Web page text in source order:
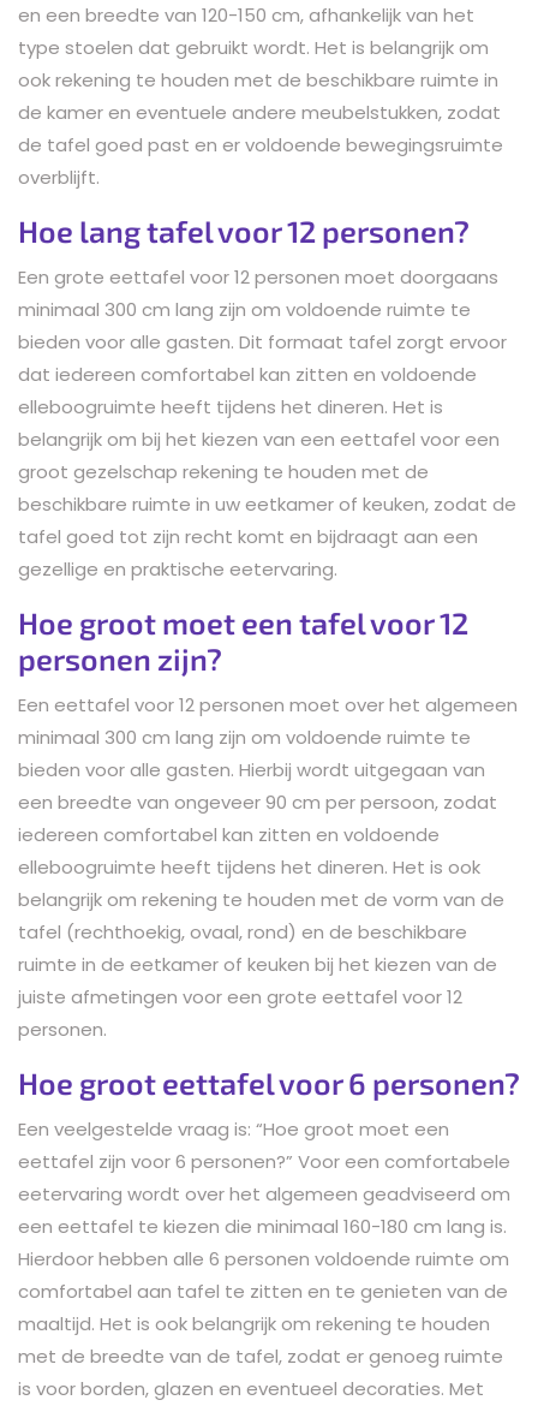
en een breedte van 120-150 cm, afhankelijk van het
type stoelen dat gebruikt wordt. Het is belangrijk om
ook rekening te houden met de beschikbare ruimte in
de kamer en eventuele andere meubelstukken, zodat
de tafel goed past en er voldoende bewegingsruimte
overblijft.
Hoe lang tafel voor 12 personen?
Een grote eettafel voor 12 personen moet doorgaans
minimaal 300 cm lang zijn om voldoende ruimte te
bieden voor alle gasten. Dit formaat tafel zorgt ervoor
dat iedereen comfortabel kan zitten en voldoende
elleboogruimte heeft tijdens het dineren. Het is
belangrijk om bij het kiezen van een eettafel voor een
groot gezelschap rekening te houden met de
beschikbare ruimte in uw eetkamer of keuken, zodat de
tafel goed tot zijn recht komt en bijdraagt aan een
gezellige en praktische eetervaring.
Hoe groot moet een tafel voor 12
personen zijn?
Een eettafel voor 12 personen moet over het algemeen
minimaal 300 cm lang zijn om voldoende ruimte te
bieden voor alle gasten. Hierbij wordt uitgegaan van
een breedte van ongeveer 90 cm per persoon, zodat
iedereen comfortabel kan zitten en voldoende
elleboogruimte heeft tijdens het dineren. Het is ook
belangrijk om rekening te houden met de vorm van de
tafel (rechthoekig, ovaal, rond) en de beschikbare
ruimte in de eetkamer of keuken bij het kiezen van de
juiste afmetingen voor een grote eettafel voor 12
personen.
Hoe groot eettafel voor 6 personen?
Een veelgestelde vraag is: “Hoe groot moet een
eettafel zijn voor 6 personen?” Voor een comfortabele
eetervaring wordt over het algemeen geadviseerd om
een eettafel te kiezen die minimaal 160-180 cm lang is.
Hierdoor hebben alle 6 personen voldoende ruimte om
comfortabel aan tafel te zitten en te genieten van de
maaltijd. Het is ook belangrijk om rekening te houden
met de breedte van de tafel, zodat er genoeg ruimte
is voor borden, glazen en eventueel decoraties. Met